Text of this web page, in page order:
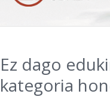
Ez dago
kategoria